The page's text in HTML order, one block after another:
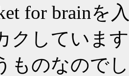
for brainを
クしていま
ものなので